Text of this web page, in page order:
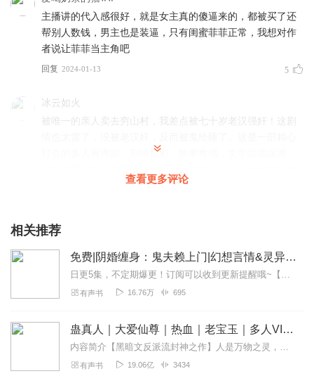
主播讲的代入感很好，就是女主真的傻逼来的，都被买了还
帮别人数钱，男主也是装逼，只有闺蜜菲菲正常，我想对作
者说让菲菲当主角吧
回复 2024-01-13 5
冰云如火
被唯一的亲人卖去穷山村，我差点被七十岁老汉强奸！这剧
打造的多人有声剧，剧情精彩，故事性强，文学功底深厚，
入戏。强烈推荐哦！
52小祝
我感觉好听，女主的声音也好听。
2024-01-10 1
剧情有点太啰嗦！再往下听听看
2024-01-22 0
查看更多评论
相关推荐
免费|阴婚缠身：鬼夫赖上门|幻想言情&灵异&寻宝
日更5集，不定期爆更！订阅可以收到更新提醒哦~【内容简介】在现代都市的阴影下，夏晴，一个无辜的大学生，被姨妈陷害，误入农村的恐怖旋涡。一次绝望的逃脱中，她意...
有声书 16.76万 695
蛊真人｜大爱仙尊｜热血｜老宝玉｜多人VIP免费有声剧
内容简介【黑暗文反派流封神之作】人是万物之灵，蛊是天地真精。一个穿越者不断重生的故事。一个养蛊、炼蛊、用蛊的奇特世界。配音组（男角色）老宝玉旁白...
有声书 19.06亿 3434